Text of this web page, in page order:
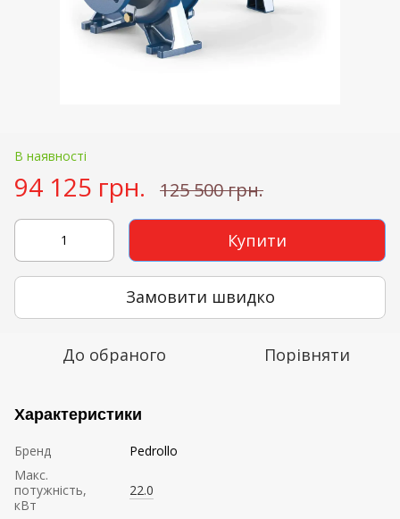
В наявності
94 125 грн. 125 500 грн.
Купити
Замовити швидко
До обраного Порівняти
Характеристики
Бренд
Pedrollo
Mакс.
потужність,
кВт
22.0